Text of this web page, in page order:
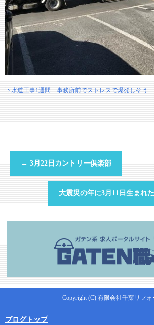
下水道工事1週間 事務所前でストレスで爆発しそう
← 3月22日カントリー俱楽部
大震災の年に3月11日生まれ
Copyright (C) 有限会社千葉リフォ
ブログトップ